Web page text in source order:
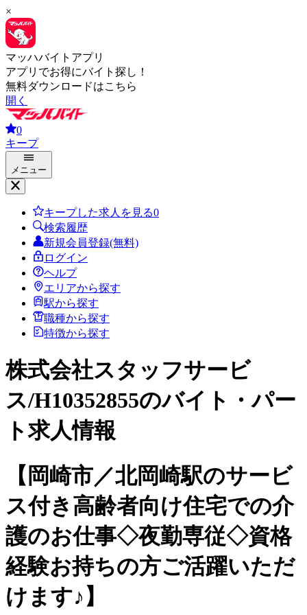
×
マッハバイトアプリ
アプリでお得にバイト探し！
無料ダウンロードはこちら
開く
0
キープ
メニュー
キープした求人を見る0
検索履歴
新規会員登録(無料)
ログイン
ヘルプ
エリアから探す
駅から探す
職種から探す
特徴から探す
株式会社スタッフサービ
ス/H10352855のバイト・パー
ト求人情報
【岡崎市／北岡崎駅のサービ
ス付き高齢者向け住宅での介
護のお仕事◇夜勤専従◇資格
経験お持ちの方ご活躍いただ
けます♪】